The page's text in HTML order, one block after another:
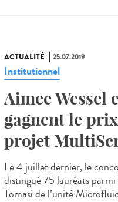
ACTUALITÉ 25.07.2019
Institutionnel
Aimee Wessel
gagnent le
projet
Le 4 juillet dernier, le
distingué 75 lauréats
Tomasi de l’unité